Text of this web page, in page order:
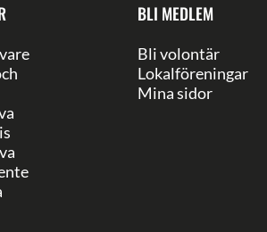
BLI MEDLEM
Bli volontär
Lokalföreningar
Mina sidor